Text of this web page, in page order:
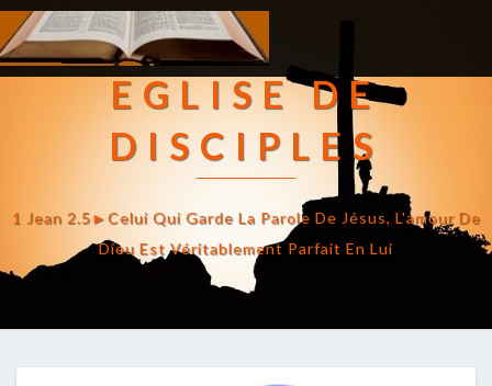
EGLISE DE
DISCIPLES
1 Jean 2.5►celui Qui Garde La Parole De Jésus, L'amour De
Dieu Est Véritablement Parfait En Lui